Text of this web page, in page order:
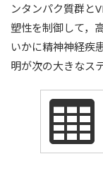
ンタンパク質群と
塑性を制御して，
いかに精神神経疾
明が次の大きなス